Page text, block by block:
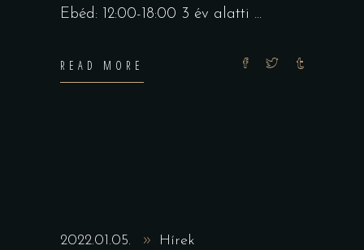
Ebéd: 12:00-18:00 3 év alatti
READ MORE
2022.01.05. Hírek